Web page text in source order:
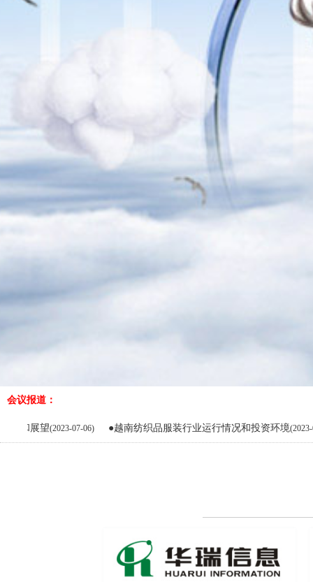
会议报道：
(2023-07-06) ●越南纺织品服装行业运行情况和投资环境(2023-07-06) ●